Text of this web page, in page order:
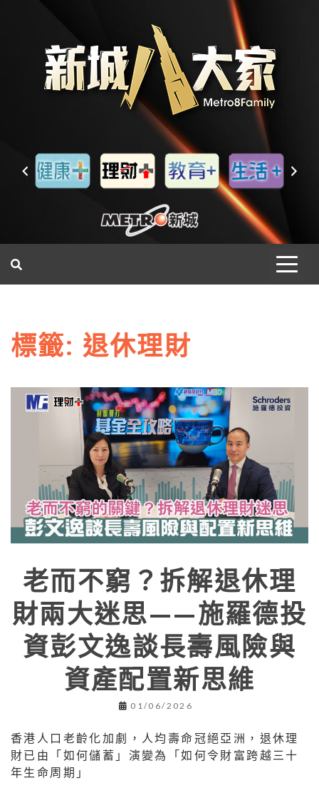
標籤: 退休理財
老而不窮？拆解退休理
財兩大迷思——施羅德投
資彭文逸談長壽風險與
資產配置新思維
01/06/2026
香港人口老齡化加劇，人均壽命冠絕亞洲，退休理
財已由「如何儲蓄」演變為「如何令財富跨越三十
年生命周期」